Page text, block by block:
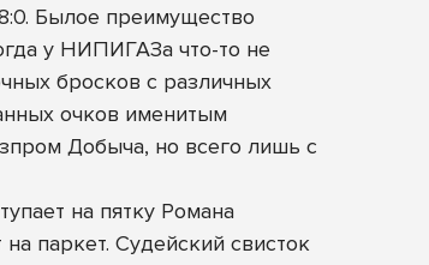
Былое преимущество
у НИПИГАЗа что-то не
бросков с различных
очков именитым
Добыча, но всего лишь с
на пятку Романа
паркет. Судейский свисток